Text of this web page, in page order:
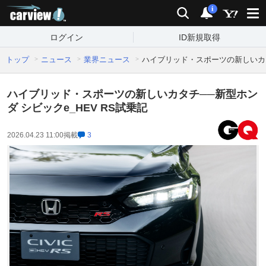
検索 通知
i
ログイン ID新規取得
トップ ニュース 業界ニュース ハイブリッド・スポーツの新しい
ハイブリッド・スポーツの新しいカタチ──新型ホン
ダ シビックe_HEV RS試乗記
2026.04.23 11:00掲載 3